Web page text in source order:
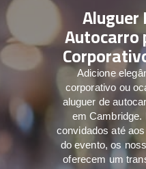
Autocarro
Adicione
corporativo ou
aluguer de
em Cambridge.
convidados até
do evento, os
oferecem um